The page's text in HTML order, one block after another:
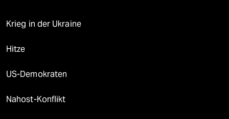
Krieg in der Ukraine
Hitze
US-Demokraten
Nahost-Konflikt